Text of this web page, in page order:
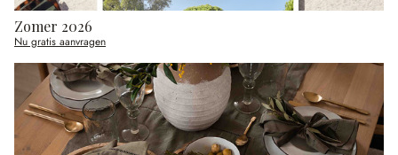
Zomer 2026
Nu gratis aanvragen